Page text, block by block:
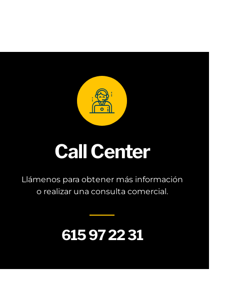
Call Center
Llámenos para obtener más información
o realizar una consulta comercial.
615 97 22 31